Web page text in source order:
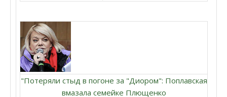
"Потеряли стыд в погоне за "Диором": Поплавская
вмазала семейке Плющенко